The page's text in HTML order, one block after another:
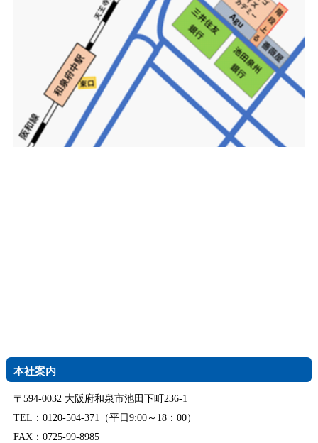
本社案内
〒594-0032 大阪府和泉市池田下町236-1
TEL：0120-504-371（平日9:00～18：00）
FAX：0725-99-8985